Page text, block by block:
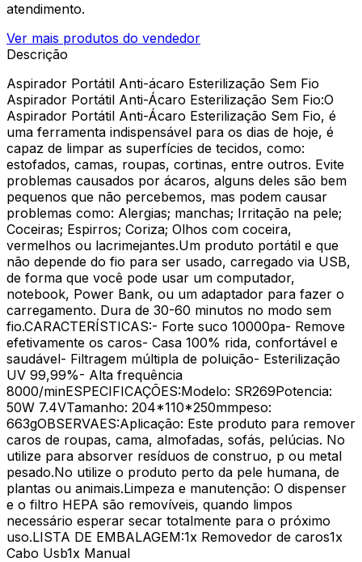
atendimento.
Ver mais produtos do vendedor
Descrição
Aspirador Portátil Anti-ácaro Esterilização Sem Fio
Aspirador Portátil Anti-Ácaro Esterilização Sem Fio:O
Aspirador Portátil Anti-Ácaro Esterilização Sem Fio, é
uma ferramenta indispensável para os dias de hoje, é
capaz de limpar as superfícies de tecidos, como:
estofados, camas, roupas, cortinas, entre outros. Evite
problemas causados por ácaros, alguns deles são bem
pequenos que não percebemos, mas podem causar
problemas como: Alergias; manchas; Irritação na pele;
Coceiras; Espirros; Coriza; Olhos com coceira,
vermelhos ou lacrimejantes.Um produto portátil e que
não depende do fio para ser usado, carregado via USB,
de forma que você pode usar um computador,
notebook, Power Bank, ou um adaptador para fazer o
carregamento. Dura de 30-60 minutos no modo sem
fio.CARACTERÍSTICAS:- Forte suco 10000pa- Remove
efetivamente os caros- Casa 100% rida, confortável e
saudável- Filtragem múltipla de poluição- Esterilização
UV 99,99%- Alta frequência
8000/minESPECIFICAÇÕES:Modelo: SR269Potencia:
50W 7.4VTamanho: 204*110*250mmpeso:
663gOBSERVAES:Aplicação: Este produto para remover
caros de roupas, cama, almofadas, sofás, pelúcias. No
utilize para absorver resíduos de construo, p ou metal
pesado.No utilize o produto perto da pele humana, de
plantas ou animais.Limpeza e manutenção: O dispenser
e o filtro HEPA são removíveis, quando limpos
necessário esperar secar totalmente para o próximo
uso.LISTA DE EMBALAGEM:1x Removedor de caros1x
Cabo Usb1x Manual